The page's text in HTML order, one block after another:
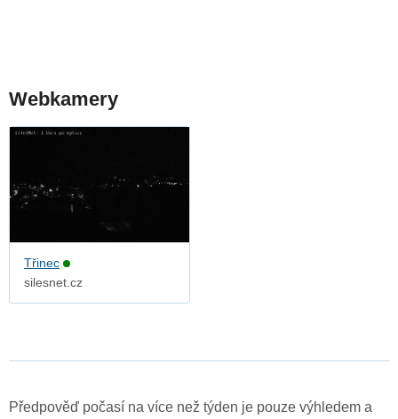
Webkamery
Třinec
silesnet.cz
Předpověď počasí na více než týden je pouze výhledem a